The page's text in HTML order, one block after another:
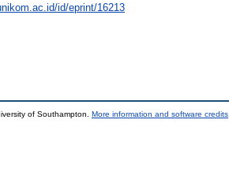
id/eprint/16213
of Southampton. More information and software credits